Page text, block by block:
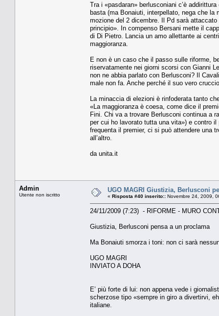
Tra i «pasdaran» berlusconiani c’è
basta (ma Bonaiuti, interpellato, nega che la
mozione del 2 dicembre. Il Pd sarà
principio». In compenso Bersani mette il
di Di Pietro. Lancia un amo allettante ai
maggioranza.
E non è un caso che il passo sulle riforme,
riservatamente nei giorni scorsi con Gianni
non ne abbia parlato con Berlusconi? Il
male non fa. Anche perché il suo vero
La minaccia di elezioni è rinfoderata tanto
«La maggioranza è coesa, come dice il
Fini. Chi va a trovare Berlusconi continua a
per cui ho lavorato tutta una vita») e contro
frequenta il premier, ci si può attendere una
all’altro.
da unita.it
Admin
Utente non iscritto
UGO MAGRI Giustizia, Berlusconi
« Risposta #40 inserito:: Novembre 24, 2009,
24/11/2009 (7:23) - RIFORME - MURO
Giustizia, Berlusconi pensa a un proclama
Ma Bonaiuti smorza i toni: non ci sarà
UGO MAGRI
INVIATO A DOHA
E’ più forte di lui: non appena vede i
scherzose tipo «sempre in giro a divertirvi,
italiane.